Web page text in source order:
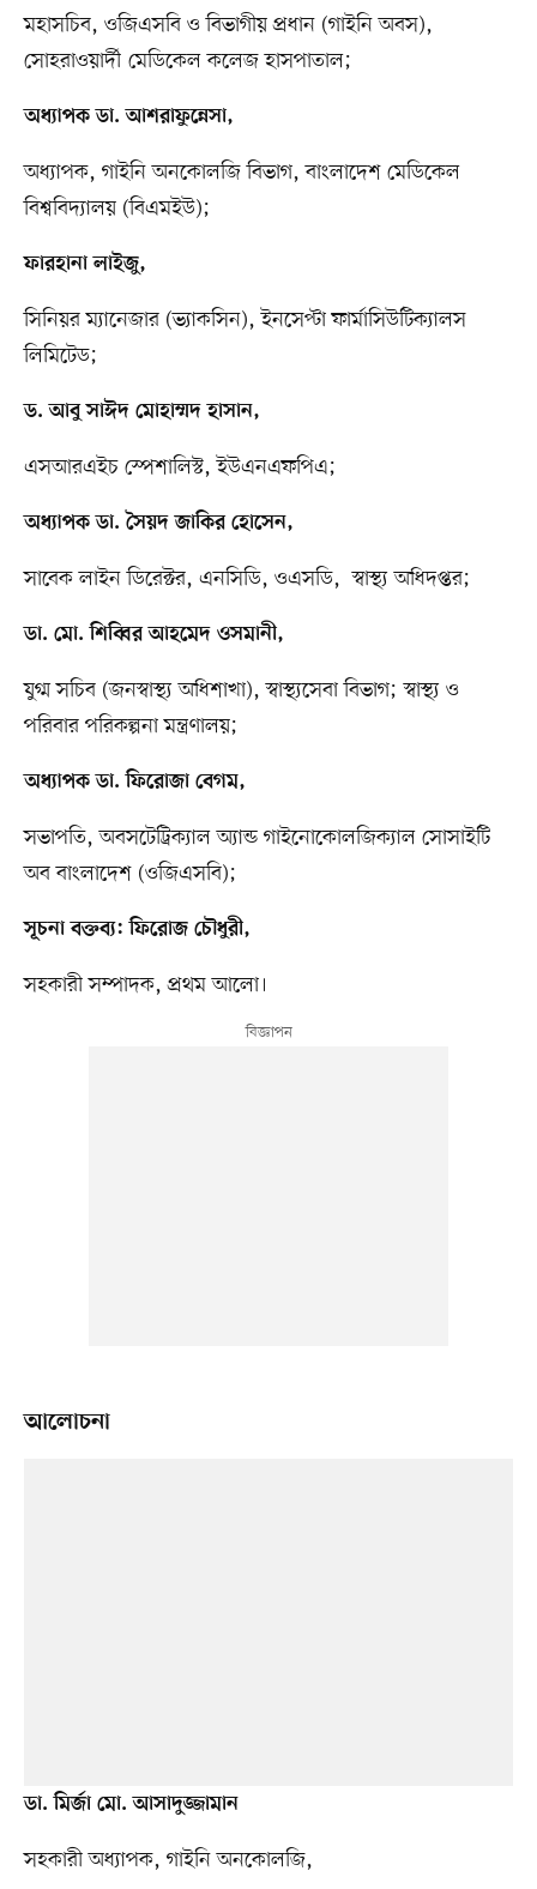
মহাসচিব, ওজিএসবি ও বিভাগীয় প্রধান (গাইনি অবস),
সোহরাওয়ার্দী মেডিকেল কলেজ হাসপাতাল;
অধ্যাপক ডা. আশরাফুন্নেসা,
অধ্যাপক, গাইনি অনকোলজি বিভাগ, বাংলাদেশ মেডিকেল
বিশ্ববিদ্যালয় (বিএমইউ);
ফারহানা লাইজু,
সিনিয়র ম্যানেজার (ভ্যাকসিন), ইনসেপ্টা ফার্মাসিউটিক্যালস
লিমিটেড;
ড. আবু সাঈদ মোহাম্মদ হাসান,
এসআরএইচ স্পেশালিস্ট, ইউএনএফপিএ;
অধ্যাপক ডা. সৈয়দ জাকির হোসেন,
সাবেক লাইন ডিরেক্টর, এনসিডি, ওএসডি, স্বাস্থ্য অধিদপ্তর;
ডা. মো. শিব্বির আহমেদ ওসমানী,
যুগ্ম সচিব (জনস্বাস্থ্য অধিশাখা), স্বাস্থ্যসেবা বিভাগ; স্বাস্থ্য ও
পরিবার পরিকল্পনা মন্ত্রণালয়;
অধ্যাপক ডা. ফিরোজা বেগম,
সভাপতি, অবসটেট্রিক্যাল অ্যান্ড গাইনোকোলজিক্যাল সোসাইটি
অব বাংলাদেশ (ওজিএসবি);
সূচনা বক্তব্য: ফিরোজ চৌধুরী,
সহকারী সম্পাদক, প্রথম আলো।
আলোচনা
ডা. মির্জা মো. আসাদুজ্জামান
সহকারী অধ্যাপক, গাইনি অনকোলজি,